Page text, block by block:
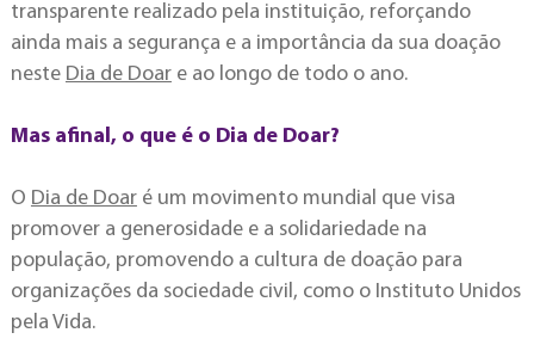
transparente realizado pela instituição, reforçando
ainda mais a segurança e a importância da sua doação
neste Dia de Doare ao longo de todo o ano.
Mas afinal, o que é o Dia de Doar?
O Dia de Doaré um movimento mundial que visa
promover a generosidade e a solidariedade na
população, promovendo a cultura de doação para
organizações da sociedade civil, como o Instituto Unidos
pela Vida.